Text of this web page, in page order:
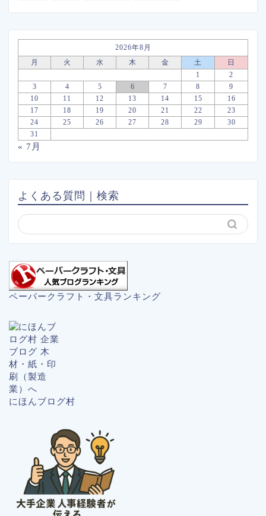
2026年8月
月
火 水 木 金 土
日
1
2
3
4 5 6 7 8
9
10
11 12 13 14 15
16
17
18 19 20 21 22
23
24
25 26 27 28 29
30
31
« 7月
よくある質問｜検索
ペーパークラフト・文具ランキング
にほんブログ村